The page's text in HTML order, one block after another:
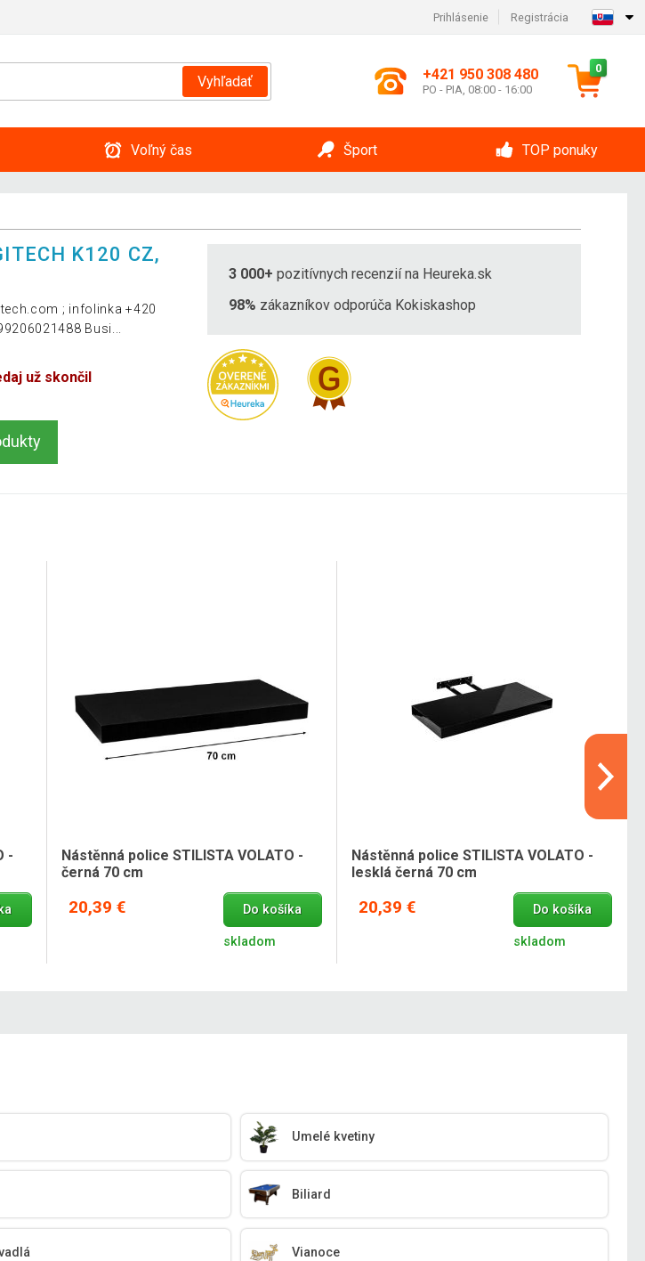
Prihlásenie Registrácia
Vyhľadať +421 950 308 480
PO - PIA, 08:00 - 16:00
0
Voľný čas Šport TOP ponuky
K120 CZ,
; infolinka +420
Busi...
už skončil
3 000+ pozitívnych recenzií na Heureka.sk
98% zákazníkov odporúča Kokiskashop
-
Nástěnná police STILISTA VOLATO -
černá 70 cm
20,39 € Do košíka
skladom
Nástěnná police STILISTA VOLATO -
lesklá černá 70 cm
20,39 € Do košíka
skladom
Umelé kvetiny
Biliard
Vianoce